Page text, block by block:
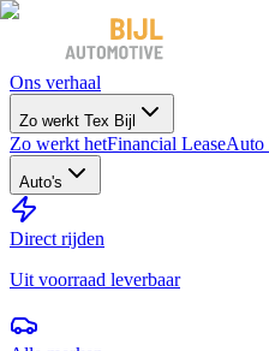
Ons verhaal
Zo werkt Tex Bijl
Zo werkt hetFinancial LeaseAuto
Auto's
Direct rijden
Uit voorraad leverbaar